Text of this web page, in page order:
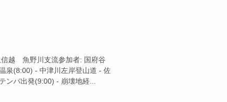
越 魚野川支流参加者: 国府谷
泉(8:00) - 中津川左岸登山道 - 佐
ンバ出発(9:00) - 崩壊地経...